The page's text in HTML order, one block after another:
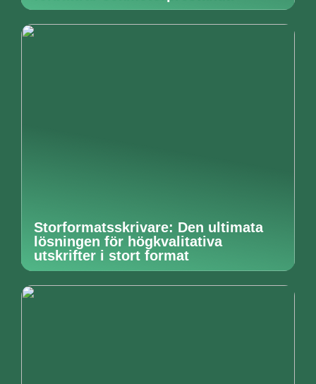
Storformatsskrivare: Den ultimata
lösningen för högkvalitativa
utskrifter i stort format